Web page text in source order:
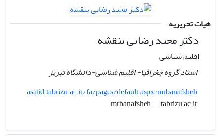
هیات تحریریه
دکتر مجید رضایی بنقشه
اقلیم شناسی
استاد گروه جغرافیا- اقلیم شناسی-دانشگاه تبریز
asatid.tabrizu.ac.ir/fa/pages/default.aspx?mrbanafsheh
mrbanafsheh
tabrizu.ac.ir